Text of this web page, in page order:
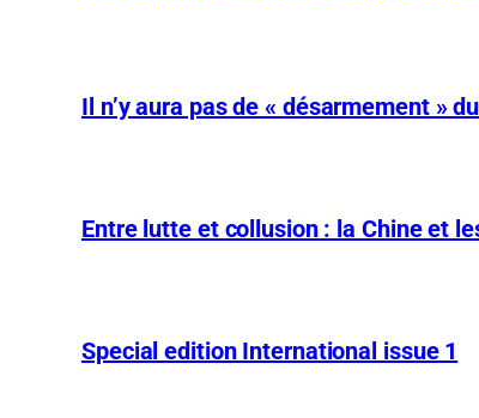
Il n’y aura pas de « désarmement »
Entre lutte et collusion : la Chine et
Special edition International issue 1